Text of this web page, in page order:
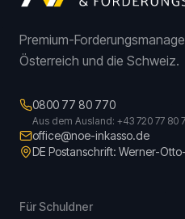
Premium-
Österreich und die Schweiz.
0800 77 80 770
Aus dem Ausland: +43 720 77 80
office@noe-inkasso.de
DE Postanschrift: Werner-
Für Schuldner